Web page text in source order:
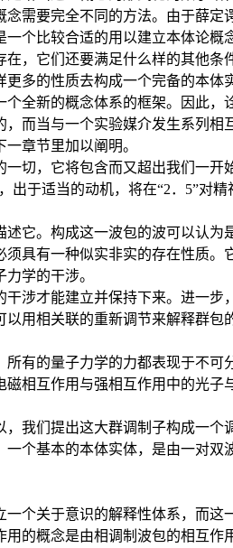
需要完全不同的方法。由于薛
个比较合适的用以建立本体论概
，它们还要满足什么样的其他
多的性质去构成一个完备的本
全新的概念体系的框架。因此
而当与一个实验媒介发生系列
章节里加以阐明。
切，它将包含而又超出我们一
出于适当的动机，将在“2．5”对
它。构成这一波包的波可以认
具有一种似实非实的存在性质
学的干涉。
涉才能建立并保持下来。进一
用相关联的重新调节来解释群
有的量子力学的力都表现于不
相互作用与强相互作用中的光
我们提出这大群调制子构成一
个基本的本体实体，是由一对
个关于意识的解释性体系，而
的概念是由相调制波包的相互